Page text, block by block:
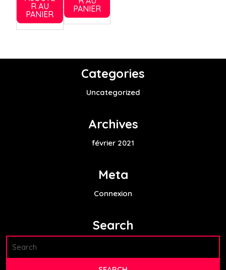
R AU
PANIER
PANIER
Categories
Uncategorized
Archives
février 2021
Meta
Connexion
Search